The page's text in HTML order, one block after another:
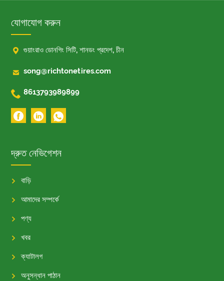
যোগাযোগ করুন
 গুয়াংরাও ডোনগিং সিটি, শানডং প্রদেশ, চীন
 song@richtonetires.com
 8613793989899
দ্রুত নেভিগেশন
বাড়ি
আমাদের সম্পর্কে
পণ্য
খবর
ক্যাটালগ
অনুসন্ধান পাঠান